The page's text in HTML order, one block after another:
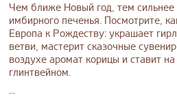
Чем ближе Новый год, тем сильнее
имбирного печенья. Посмотрите,
Европа к Рождеству: украшает
ветви, мастерит сказочные
воздухе аромат корицы и ставит
глинтвейном.
...